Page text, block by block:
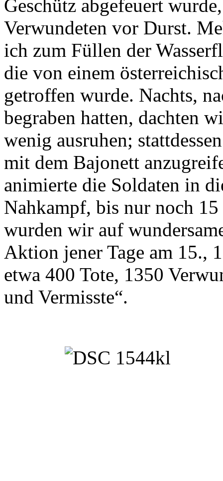
Geschütz abgefeuert
Verwundeten vor Durst.
ich zum Füllen der
die von einem
getroffen wurde. Nachts,
begraben hatten, dachten
wenig ausruhen;
mit dem Bajonett
animierte die Soldaten in
Nahkampf, bis nur noch
wurden wir auf
Aktion jener Tage am 15.,
etwa 400 Tote, 1350
und Vermisste“.